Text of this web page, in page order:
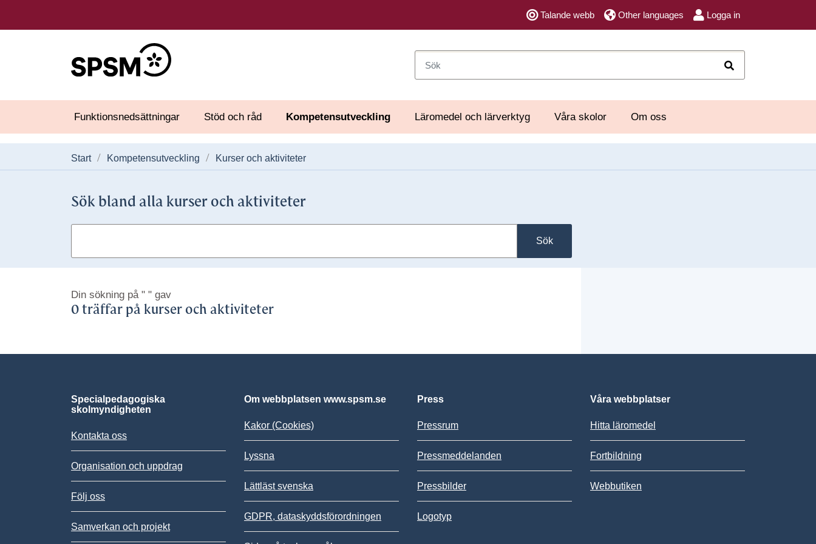
Talande webb Other languages Logga in
Funktionsnedsättningar Stöd och råd Kompetensutveckling Läromedel och lärverktyg Våra skolor Om oss
Start Kompetensutveckling Kurser och aktiviteter
Sök bland alla kurser och aktiviteter
Sök
Din sökning på " " gav
0 träffar på kurser och aktiviteter
Specialpedagogiska
skolmyndigheten
Kontakta oss
Organisation och uppdrag
Följ oss
Samverkan och projekt
Om webbplatsen www.spsm.se
Kakor (Cookies)
Lyssna
Lättläst svenska
GDPR, dataskyddsförordningen
Press
Pressrum
Pressmeddelanden
Pressbilder
Logotyp
Våra webbplatser
Hitta läromedel
Fortbildning
Webbutiken